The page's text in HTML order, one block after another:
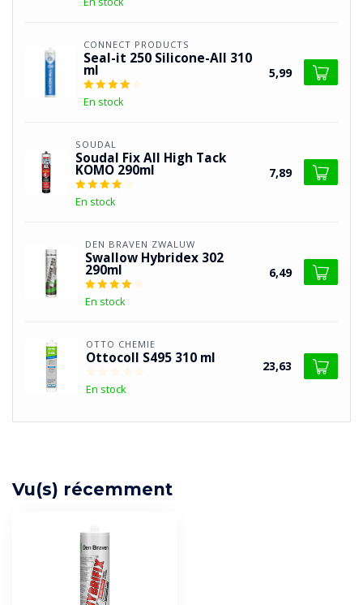
CONNECT PRODUCTS
Seal-it 250 Silicone-All 310
ml
En stock
5,99
SOUDAL
Soudal Fix All High Tack
KOMO 290ml
En stock
7,89
DEN BRAVEN ZWALUW
Swallow Hybridex 302
290ml
En stock
6,49
OTTO CHEMIE
Ottocoll S495 310 ml
En stock
23,63
Vu(s) récemment